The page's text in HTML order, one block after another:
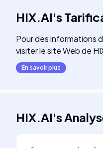
HIX.AI's
Pour des informations
visiter le site Web de
En savoir plus
HIX.AI's